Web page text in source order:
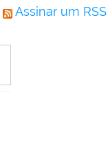
Assinar um